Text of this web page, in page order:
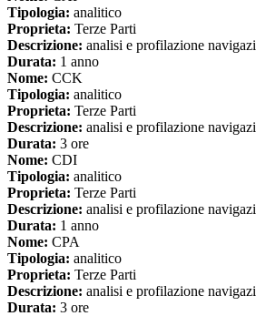
Tipologia: analitico
Proprieta: Terze Parti
Descrizione: analisi e profilazione
Durata: 1 anno
Nome: CCK
Tipologia: analitico
Proprieta: Terze Parti
Descrizione: analisi e profilazione
Durata: 3 ore
Nome: CDI
Tipologia: analitico
Proprieta: Terze Parti
Descrizione: analisi e profilazione
Durata: 1 anno
Nome: CPA
Tipologia: analitico
Proprieta: Terze Parti
Descrizione: analisi e profilazione
Durata: 3 ore